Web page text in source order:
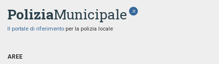
PoliziaMunicipale .it
Il portale di riferimento per la polizia locale
AREE